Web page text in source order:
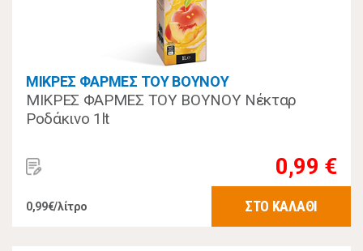
ΜΙΚΡΕΣ ΦΑΡΜΕΣ ΤΟΥ ΒΟΥΝΟΥ
ΜΙΚΡΕΣ ΦΑΡΜΕΣ ΤΟΥ ΒΟΥΝΟΥ Νέκταρ
Ροδάκινο 1lt
0,99 €
0,99€/λίτρο ΣΤΟ ΚΑΛΑΘΙ